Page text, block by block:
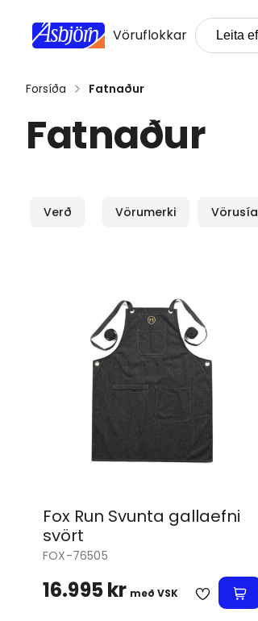
Vöruflokkar
Forsíða Fatnaður
Fatnaður
Verð Vörumerki Vörusía
Fox Run Svunta gallaefni
svört
FOX-76505
16.995 kr með VSK